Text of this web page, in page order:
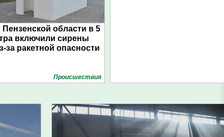
Пензенской области в 5
включили сирены
за ракетной опасности
Проиcшествия